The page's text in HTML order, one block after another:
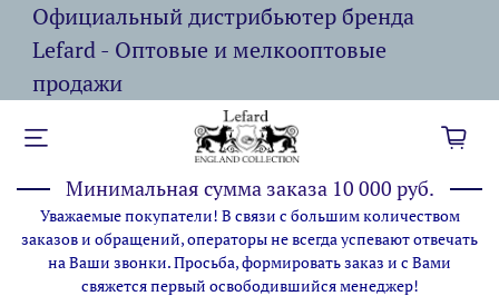
Официальный дистрибьютер бренда
Lefard - Оптовые и мелкооптовые
продажи
Минимальная сумма заказа 10 000 руб.
Уважаемые покупатели! В связи с большим количеством
заказов и обращений, операторы не всегда успевают отвечать
на Ваши звонки. Просьба, формировать заказ и с Вами
свяжется первый освободившийся менеджер!